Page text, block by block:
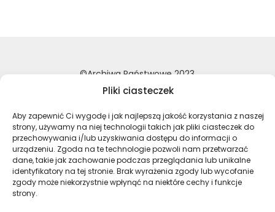
Pliki ciasteczek
Aby zapewnić Ci wygodę i jak najlepszą jakość korzystania z naszej
strony, używamy na niej technologii takich jak pliki ciasteczek do
przechowywania i/lub uzyskiwania dostępu do informacji o
urządzeniu. Zgoda na te technologie pozwoli nam przetwarzać
dane, takie jak zachowanie podczas przeglądania lub unikalne
identyfikatory na tej stronie. Brak wyrażenia zgody lub wycofanie
zgody może niekorzystnie wpłynąć na niektóre cechy i funkcje
strony.
©Archiwa Państwowe 2023
Wykonanie:nFinity.pl
Deklaracja dostępności
Polityka prywatności
Mapa strony
Profil Archiwa Państwowe w
Profil Archiwa Państwowe
Profil Archiwa
Profil Archiwa